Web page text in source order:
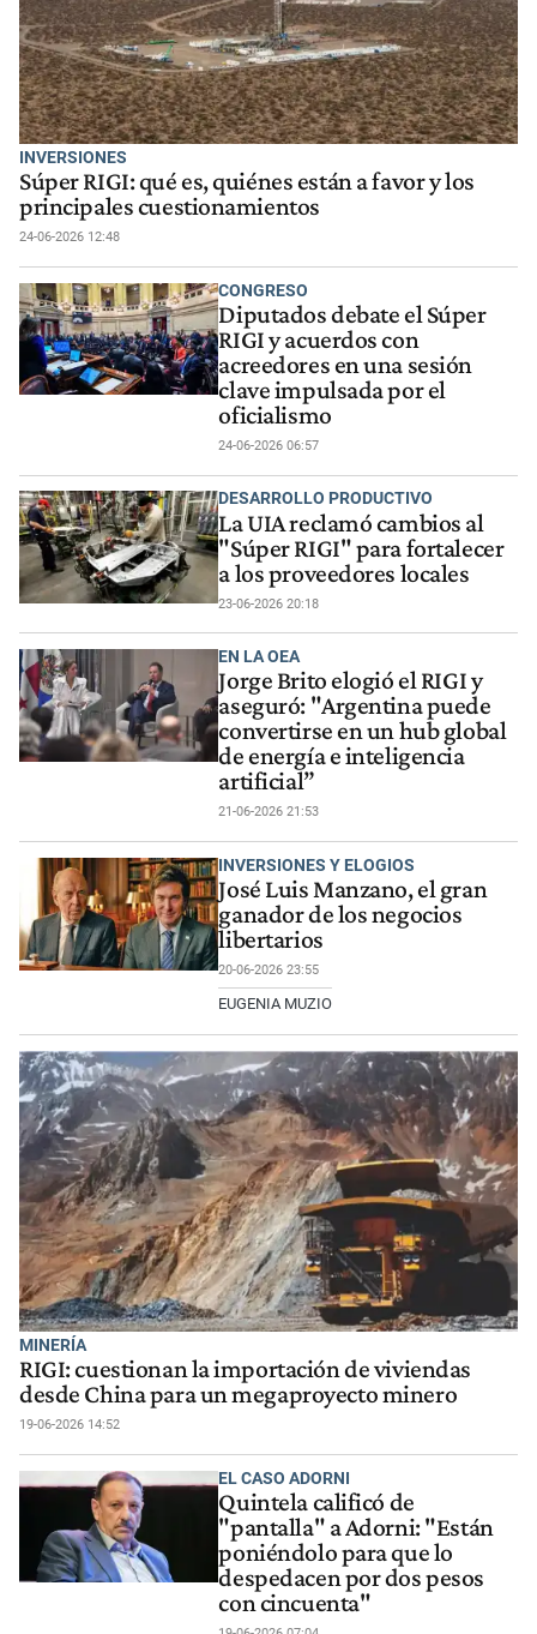
INVERSIONES
Súper RIGI: qué es, quiénes están a favor y los
principales cuestionamientos
24-06-2026 12:48
CONGRESO
Diputados debate el Súper
RIGI y acuerdos con
acreedores en una sesión
clave impulsada por el
oficialismo
24-06-2026 06:57
DESARROLLO PRODUCTIVO
La UIA reclamó cambios al
"Súper RIGI" para fortalecer
a los proveedores locales
23-06-2026 20:18
EN LA OEA
Jorge Brito elogió el RIGI y
aseguró: "Argentina puede
convertirse en un hub global
de energía e inteligencia
artificial”
21-06-2026 21:53
INVERSIONES Y ELOGIOS
José Luis Manzano, el gran
ganador de los negocios
libertarios
20-06-2026 23:55
EUGENIA MUZIO
MINERÍA
RIGI: cuestionan la importación de viviendas
desde China para un megaproyecto minero
19-06-2026 14:52
EL CASO ADORNI
Quintela calificó de
"pantalla" a Adorni: "Están
poniéndolo para que lo
despedacen por dos pesos
con cincuenta"